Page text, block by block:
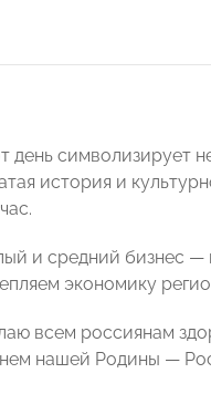
день символизирует
история и
и средний бизнес —
экономику
всем россиянам
нашей Родины —